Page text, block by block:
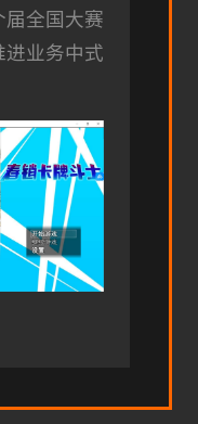
届全国大赛
进业务中式